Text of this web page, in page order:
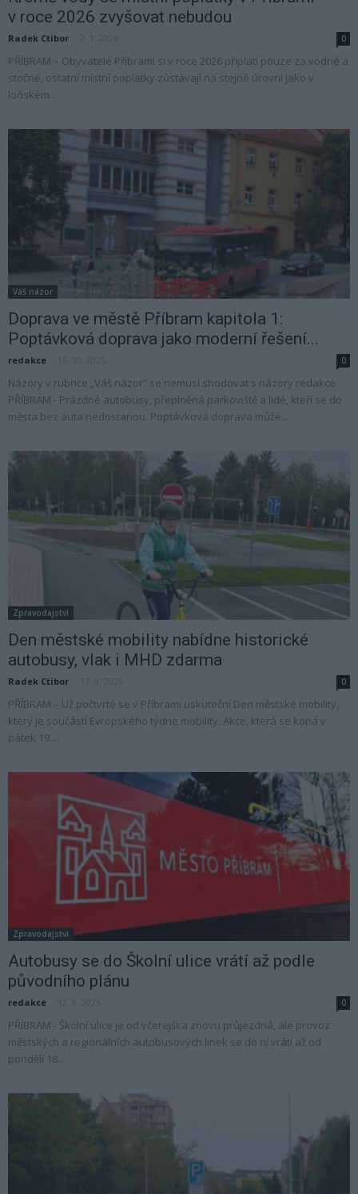
v roce 2026 zvyšovat nebudou
Radek Ctibor 0
PŘÍBRAM – Obyvatelé Příbrami si v roce 2026 připlatí pouze za vodné a
stočné, ostatní místní poplatky zůstávají na stejné úrovni jako v
loňském...
Váš názor
Doprava ve městě Příbram kapitola 1:
Poptávková doprava jako moderní řešení...
redakce 0
Názory v rubrice „Váš názor“ se nemusí shodovat s názory redakce.
PŘÍBRAM - Prázdné autobusy, přeplněná parkoviště a lidé, kteří se do
města bez auta nedostanou. Poptávková doprava může...
Zpravodajství
Den městské mobility nabídne historické
autobusy, vlak i MHD zdarma
Radek Ctibor 0
PŘÍBRAM – Už počtvrté se v Příbrami uskuteční Den městské mobility,
který je součástí Evropského týdne mobility. Akce, která se koná v
pátek 19....
Zpravodajství
Autobusy se do Školní ulice vrátí až podle
původního plánu
redakce 0
PŘÍBRAM - Školní ulice je od včerejška znovu průjezdná, ale provoz
městských a regionálních autobusových linek se do ní vrátí až od
pondělí 18....